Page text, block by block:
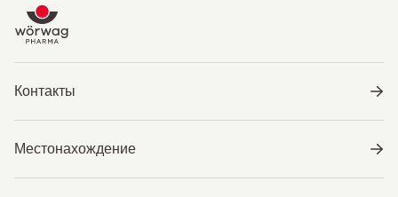
Контакты
Местонахождение